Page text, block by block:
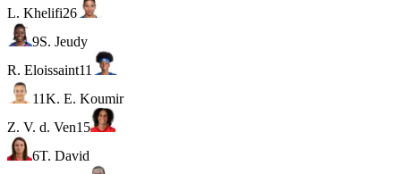
L. Khelifi26
9S. Jeudy
R. Eloissaint11
11K. E. Koumir
Z. V. d. Ven15
6T. David